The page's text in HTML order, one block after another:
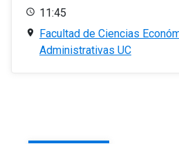
11:45
Facultad de Ciencias
Administrativas UC